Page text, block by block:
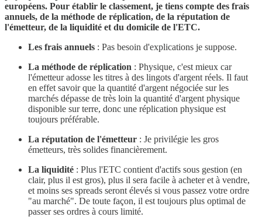
européens. Pour établir le classement, je tiens compte des frais
annuels, de la méthode de réplication, de la réputation de
l'émetteur, de la liquidité et du domicile de l'ETC.
Les frais annuels : Pas besoin d'explications je suppose.
La méthode de réplication : Physique, c'est mieux car
l'émetteur adosse les titres à des lingots d'argent réels. Il faut
en effet savoir que la quantité d'argent négociée sur les
marchés dépasse de très loin la quantité d'argent physique
disponible sur terre, donc une réplication physique est
toujours préférable.
La réputation de l'émetteur : Je privilégie les gros
émetteurs, très solides financièrement.
La liquidité : Plus l'ETC contient d'actifs sous gestion (en
clair, plus il est gros), plus il sera facile à acheter et à vendre,
et moins ses spreads seront élevés si vous passez votre ordre
"au marché". De toute façon, il est toujours plus optimal de
passer ses ordres à cours limité.